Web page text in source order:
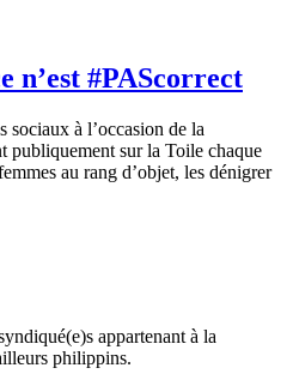
n’est #PAScorrect
sociaux à l’occasion de la
publiquement sur la Toile chaque
au rang d’objet, les dénigrer
appartenant à la
philippins.